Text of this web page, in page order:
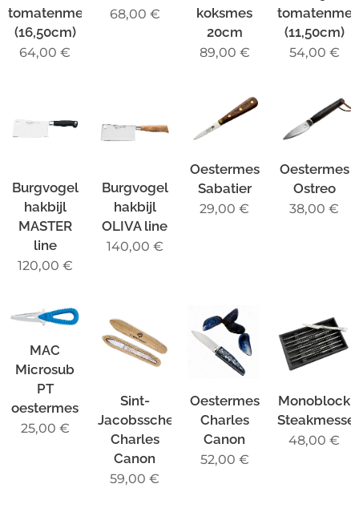
tomatenmes
(16,50cm)
64,00 €
68,00 €
koksmes
20cm
89,00 €
tomatenmes
(11,50cm)
54,00 €
Burgvogel
hakbijl
MASTER
line
120,00 €
Burgvogel
hakbijl
OLIVA line
140,00 €
Oestermes
Sabatier
29,00 €
Oestermes
Ostreo
38,00 €
MAC
Microsub
PT
oestermes
25,00 €
Sint-
Jacobsschelpmes
Charles
Canon
59,00 €
Oestermes
Charles
Canon
52,00 €
Monoblock
48,00 €